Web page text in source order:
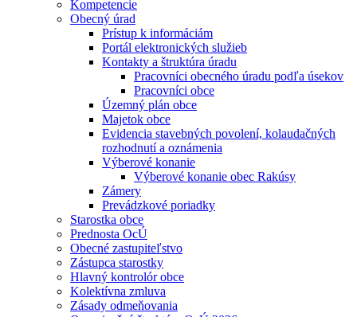
Kompetencie
Obecný úrad
Prístup k informáciám
Portál elektronických služieb
Kontakty a štruktúra úradu
Pracovníci obecného úradu podľa úsekov
Pracovníci obce
Územný plán obce
Majetok obce
Evidencia stavebných povolení, kolaudačných
rozhodnutí a oznámenia
Výberové konanie
Výberové konanie obec Rakúsy
Zámery
Prevádzkové poriadky
Starostka obce
Prednosta OcÚ
Obecné zastupiteľstvo
Zástupca starostky
Hlavný kontrolór obce
Kolektívna zmluva
Zásady odmeňovania